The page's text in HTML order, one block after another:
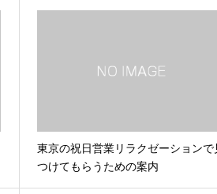
東京の祝日営業リラクゼーションで
つけてもらうための案内